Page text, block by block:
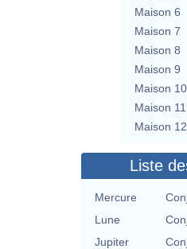
Maison 6
Maison 7
Maison 8
Maison 9
Maison 10
Maison 11
Maison 12
Liste
Mercure
Lune
Jupiter